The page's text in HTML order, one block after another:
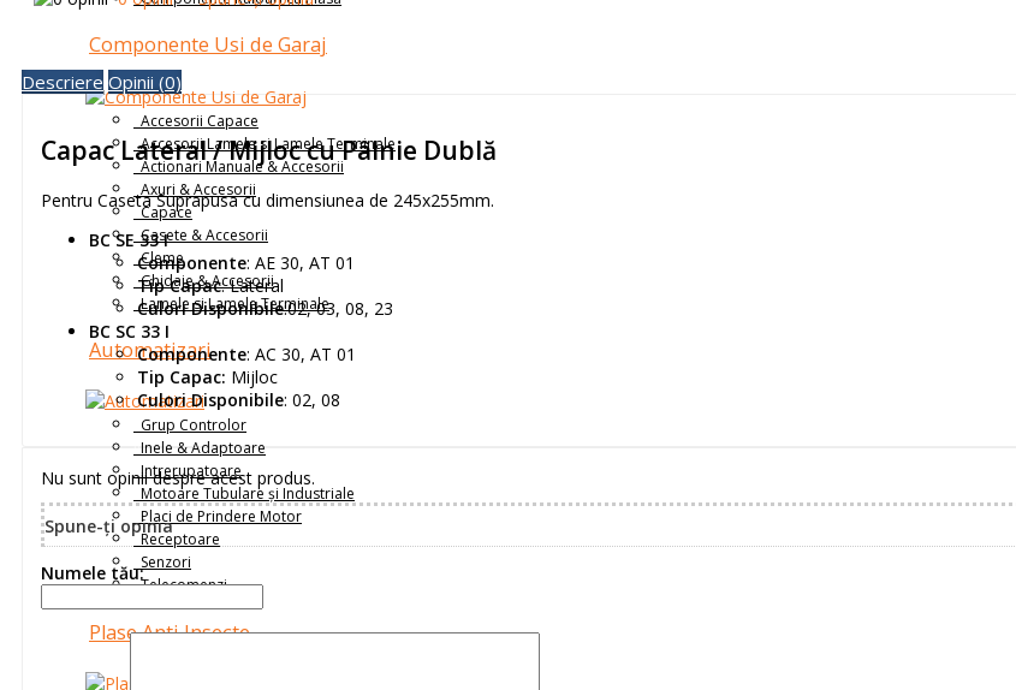
Componente Usi de Garaj
Accesorii Capace
Accesorii Lamele si Lamele Terminale
Actionari Manuale & Accesorii
Axuri & Accesorii
Capace
Casete & Accesorii
Cleme
Ghidaje & Accesorii
Lamele si Lamele Terminale
Automatizari
Grup Controlor
Inele & Adaptoare
Intrerupatoare
Motoare Tubulare și Industriale
Placi de Prindere Motor
Receptoare
Senzori
Telecomenzi
Plase Anti Insecte
Descriere Opinii (0)
Capac Lateral / Mijloc cu Pâlnie Dublă
Pentru Caseta Suprapusa cu dimensiunea de 245x255mm.
BC SE 33 I
Componente: AE 30, AT 01
Tip Capac: Lateral
Culori Disponibile:02, 03, 08, 23
BC SC 33 I
Componente: AC 30, AT 01
Tip Capac: Mijloc
Culori Disponibile: 02, 08
Nu sunt opinii despre acest produs.
Spune-ţi opinia
Numele tău: